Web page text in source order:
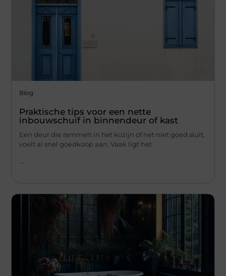
Blog
Praktische tips voor een nette
inbouwschuif in binnendeur of kast
Een deur die rammelt in het kozijn of net niet goed sluit,
voelt al snel goedkoop aan. Vaak ligt het
...